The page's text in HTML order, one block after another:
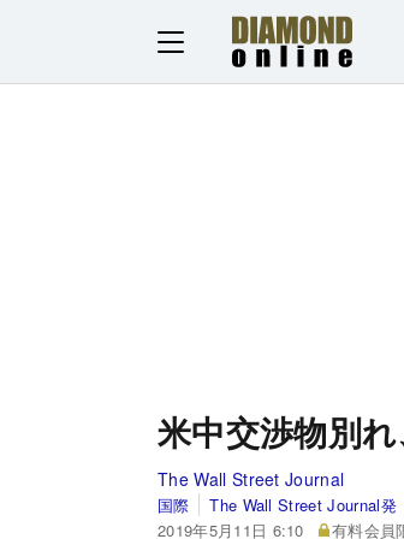
米中交渉物別
The Wall Street Journal
国際
The Wall Street Journal発
2019年5月11日 6:10
有料会員